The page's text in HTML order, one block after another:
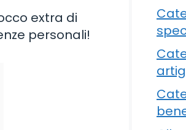
extra di
personali!